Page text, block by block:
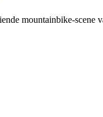
mountainbike-